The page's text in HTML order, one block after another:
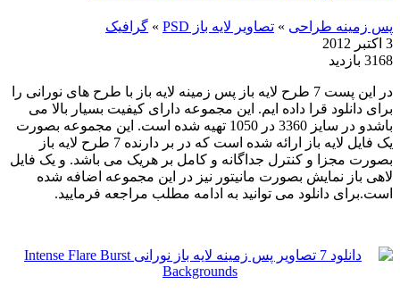
پس زمینه طراحی » تصاویر لایه باز PSD » گرافیک
3 اکتبر 2012
3168 بازدید
در این پست 7 طرح لایه باز پس زمینه لایه باز با طرح های نورانی را
برای دانلود قرا داده ایم. این مجموعه دارای کیفیت بسیار بالا می
باشدو در سایز 3360 در 1050 تهیه شده است. این مجموعه بصورت
یک فایل لایه باز ارائه شده است که در بر دارنده 7 طرح لایه باز
بصورت مجزا و کنترل جداگانه و کامل بر هریک می باشد. و یک فایل
لاهی باز نمایش بصورت مانیتور نیز در این مجموعه اضافه شده
است.برای دانلود می توانید به ادامه مطلب مراجعه فرمایید.